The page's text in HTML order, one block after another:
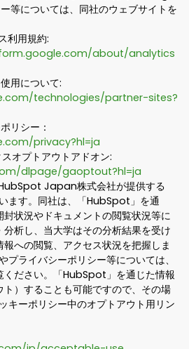
等については、同社のウェブサイトを
利用規約:
about/analytics
用について:
technologies/partner-sites?
リシー：
privacy?hl=ja
オプトアウトアドオン:
dlpage/gaoptout?hl=ja
Japan株式会社が提供する
ます。同社は、「HubSpot」を通
封状況やドキュメントの閲覧状況等に
析し、当大学はその分析結果を受け
への閲覧、アクセス状況を把握しま
ライバシーポリシー等については、
ください。「HubSpot」を通じた情報
）することも可能ですので、その場
ーポリシー中のオプトアウト用リン